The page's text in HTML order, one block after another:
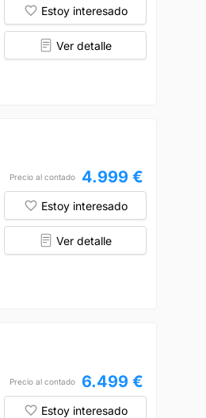
Estoy interesado
Ver detalle
Precio al contado 4.999 €
Estoy interesado
Ver detalle
Precio al contado 6.499 €
Estoy interesado